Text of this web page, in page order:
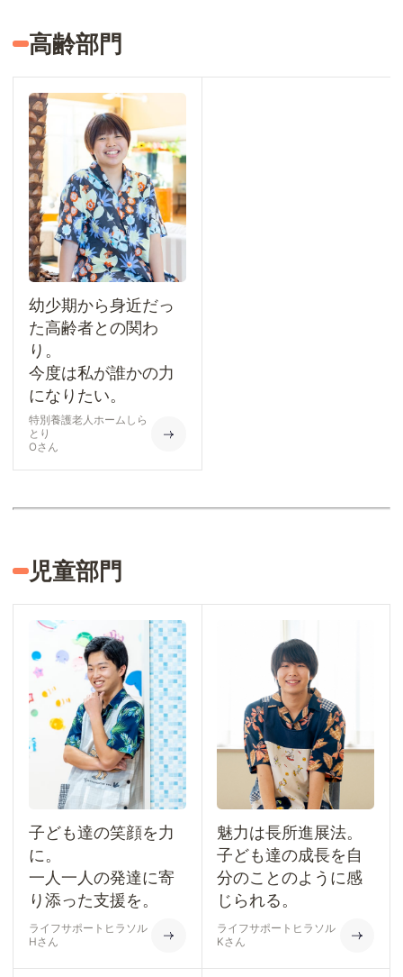
高齢部門
幼少期から身近だっ
た高齢者との関わ
り。
今度は私が誰かの力
になりたい。
Oさん
特別養護老人ホームしら
とり
児童部門
子ども達の笑顔を力
に。
一人一人の発達に寄
り添った支援を。
Hさん
ライフサポートヒラソル
魅力は長所進展法。
子ども達の成長を自
分のことのように感
じられる。
Kさん
ライフサポートヒラソル